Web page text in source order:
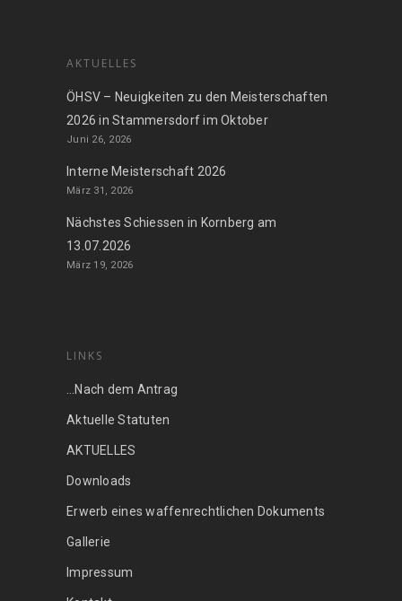
AKTUELLES
ÖHSV – Neuigkeiten zu den Meisterschaften
2026 in Stammersdorf im Oktober
Juni 26, 2026
Interne Meisterschaft 2026
März 31, 2026
Nächstes Schiessen in Kornberg am
13.07.2026
März 19, 2026
LINKS
…Nach dem Antrag
Aktuelle Statuten
AKTUELLES
Downloads
Erwerb eines waffenrechtlichen Dokuments
Gallerie
Impressum